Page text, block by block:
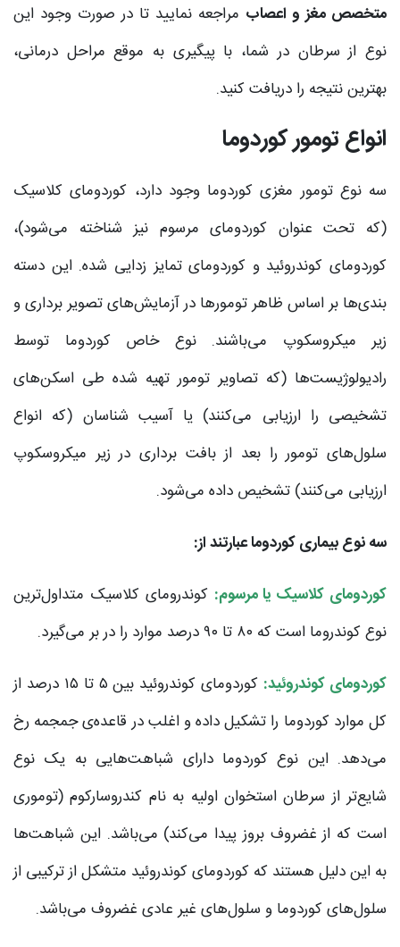
متخصص مغز و اعصاب مراجعه نمایید تا در صورت وجود این
نوع از سرطان در شما، با پیگیری به موقع مراحل درمانی،
بهترین نتیجه را دریافت کنید.
انواع تومور کوردوما
سه نوع تومور مغزی کوردوما وجود دارد، کوردومای کلاسیک
(که تحت عنوان کوردومای مرسوم نیز شناخته می‌شود)،
کوردومای کوندروئید و کوردومای تمایز زدایی شده. این دسته
بندی‌ها بر اساس ظاهر تومورها در آزمایش‌های تصویر برداری و
زیر میکروسکوپ می‌باشند. نوع خاص کوردوما توسط
رادیولوژیست‌ها (که تصاویر تومور تهیه شده طی اسکن‌های
تشخیصی را ارزیابی می‌کنند) یا آسیب شناسان (که انواع
سلول‌های تومور را بعد از بافت برداری در زیر میکروسکوپ
ارزیابی می‌کنند) تشخیص داده می‌شود.
سه نوع بیماری کوردوما عبارتند از:
کوردومای کلاسیک یا مرسوم: کوندرومای کلاسیک متداول‌ترین
نوع کوندروما است که ۸۰ تا ۹۰ درصد موارد را در بر می‌گیرد.
کوردومای کوندروئید:
کوردومای کوندروئید بین ۵ تا ۱۵ درصد از
کل موارد کوردوما را تشکیل داده و اغلب در قاعده‌ی جمجمه رخ
می‌دهد. این نوع کوردوما دارای شباهت‌هایی به یک نوع
شایع‌تر از سرطان استخوان اولیه به نام کندروسارکوم (توموری
است که از غضروف بروز پیدا می‌کند) می‌باشد. این شباهت‌ها
به این دلیل هستند که کوردومای کوندروئید متشکل از ترکیبی از
سلول‌های کوردوما و سلول‌های غیر عادی غضروف می‌باشد.